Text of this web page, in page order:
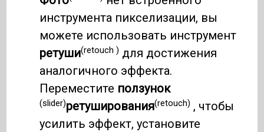
инструмента пикселизации, вы
можете использовать инструмент
ретуши(retouch ) для достижения
аналогичного эффекта.
Переместите ползунок
(slider)ретуширования(retouch) , чтобы
усилить эффект, установите